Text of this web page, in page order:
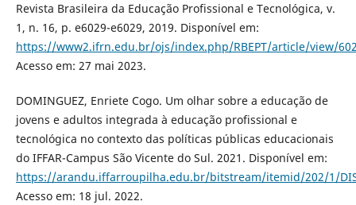
Revista Brasileira da Educação Profissional e Tecnológica, v.
1, n. 16, p. e6029-e6029, 2019. Disponível em:
https://www2.ifrn.edu.br/ojs/index.php/RBEPT/article/view/
Acesso em: 27 mai 2023.
DOMINGUEZ, Enriete Cogo. Um olhar sobre a educação de
jovens e adultos integrada à educação profissional e
tecnológica no contexto das políticas públicas educacionais
do IFFAR-Campus São Vicente do Sul. 2021. Disponível em:
https://arandu.iffarroupilha.edu.br/bitstream/itemid/202/1/
Acesso em: 18 jul. 2022.